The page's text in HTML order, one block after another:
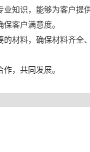
知识，能够为客户
客户满意度。
材料，确保材料齐
，共同发展。